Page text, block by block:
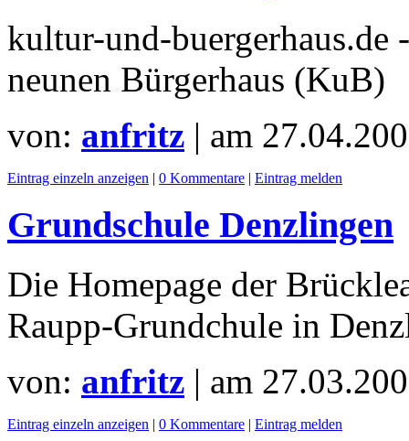
kultur-und-buergerhaus.de
neunen Bürgerhaus (KuB)
von: anfritz | am
Eintrag einzeln anzeigen | 0 Kommentare | Eintrag melden
Grundschule Denzlingen
Die Homepage der
Raupp-Grundchule in
von: anfritz | am
Eintrag einzeln anzeigen | 0 Kommentare | Eintrag melden